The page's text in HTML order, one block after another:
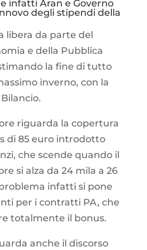
infatti Aran e Governo
degli stipendi della
libera da parte del
e della Pubblica
la fine di tutto
inverno, con la
riguarda la copertura
di 85 euro introdotto
che scende quando il
si alza da 24 mila a 26
infatti si pone
per i contratti PA, che
totalmente il bonus.
anche il discorso